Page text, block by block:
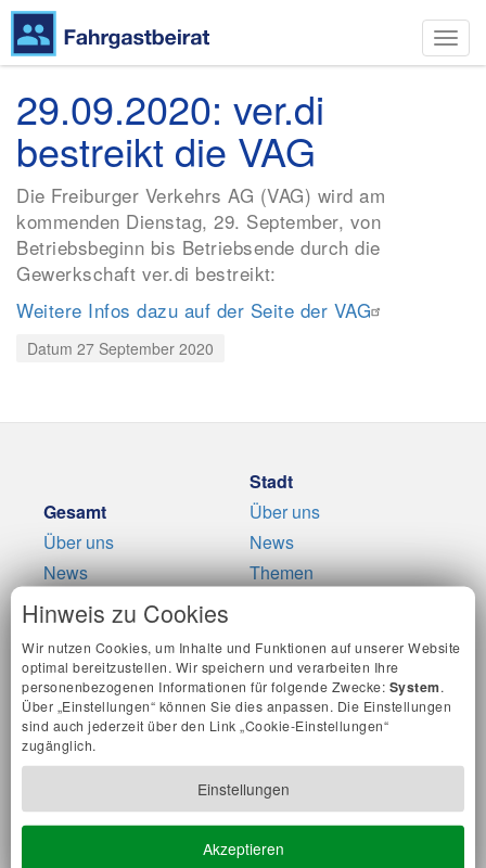
Hinweis zu Cookies
Wir nutzen Cookies, um Inhalte und Funktionen auf unserer Website
optimal bereitzustellen. Wir speichern und verarbeiten Ihre
personenbezogenen Informationen für folgende Zwecke: System.
Über „Einstellungen“ können Sie dies anpassen. Die Einstellungen
sind auch jederzeit über den Link „Cookie-Einstellungen“
zugänglich.
Einstellungen
Akzeptieren
zum
Inhalt
29.09.2020: ver.di
bestreikt die VAG
Die Freiburger Verkehrs AG (VAG) wird am
kommenden Dienstag, 29. September, von
Betriebsbeginn bis Betriebsende durch die
Gewerkschaft ver.di bestreikt:
Weitere Infos dazu auf der Seite der VAG
Datum 27 September 2020
Gesamt
Über uns
News
Themen
Presse
Stadt
Über uns
News
Themen
Presse
Nord
Über uns
Themen
Ost
Themen